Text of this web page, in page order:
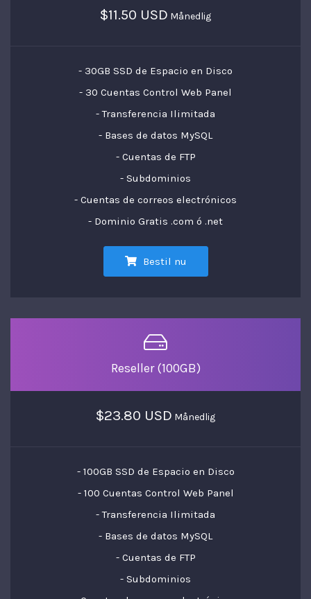
$11.50 USD Månedlig
- 30GB SSD de Espacio en Disco
- 30 Cuentas Control Web Panel
- Transferencia Ilimitada
- Bases de datos MySQL
- Cuentas de FTP
- Subdominios
- Cuentas de correos electrónicos
- Dominio Gratis .com ó .net
Bestil nu
Reseller (100GB)
$23.80 USD Månedlig
- 100GB SSD de Espacio en Disco
- 100 Cuentas Control Web Panel
- Transferencia Ilimitada
- Bases de datos MySQL
- Cuentas de FTP
- Subdominios